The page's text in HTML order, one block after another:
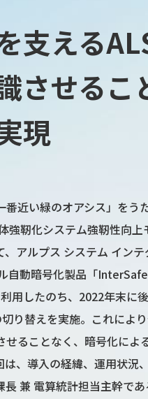
支える
させる
現
近い緑のオアシス」をう
強靭化システム強靭性向上
アルプス システム イン
自動暗号化製品「
用したのち、2022年末に
り替えを実施。これによ
ることなく、暗号化によ
、導入の経緯、運用状況
兼 電算統計担当主幹で